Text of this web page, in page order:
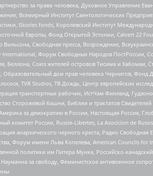
за права человека, Духовное Управление
Всемирный Институт Саентологических
IStories fonds, Королевский Институт
Европы, Фонд Открытой Эстонии, Calvert 22
Свободная пресса, Возрождение,
Форум Свободных Народов ПостРоссии,
Беллона, Союз жителей островов Тисима и
дом прав человека Чернигов, Фонд
TVR Studios, ТВ Дождь, Центр европейских
транспортных рабочих, ИстЧам Финланд,
Сторожевой башни, Библии и трактатов
за демократию в России, Настоящая Россия,
России, Russie-Libertes, La Asocicion de
анархического черного креста, Радио Свободная
Форум имени Льва Копелева, American Councils for
политики им Питера Мунка, Российско-
за свободу, Феминистское антивоенное